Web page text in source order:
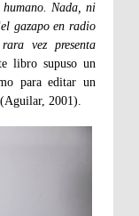
Nada, ni
el gazapo en radio
vez presenta
libro supuso un
para editar un
2001).